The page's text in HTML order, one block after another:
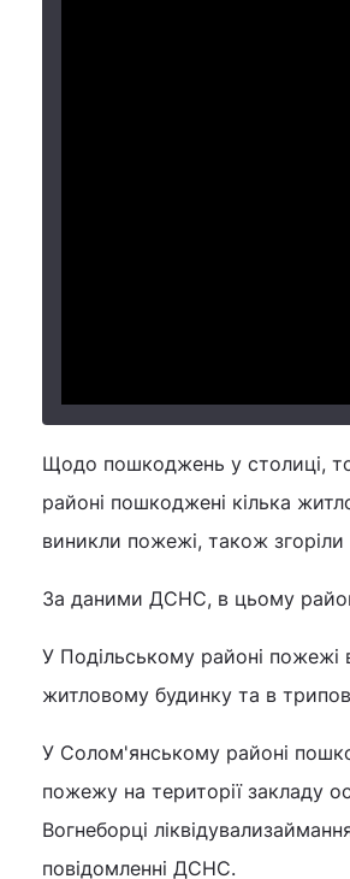
Щодо пошкоджень у столиці,
районі пошкоджені кілька
виникли пожежі, також згоріли
За даними ДСНС, в цьому
У Подільському районі пожежі
житловому будинку та в
У Солом'янському районі
пожежу на території закладу
Вогнеборці
повідомленні ДСНС.